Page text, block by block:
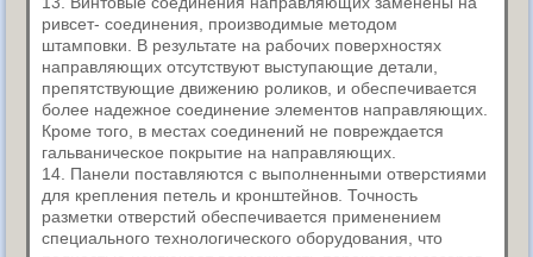
ривсет- соединения, производимые методом
штамповки. В результате на рабочих поверхностях
направляющих отсутствуют выступающие детали,
препятствующие движению роликов, и обеспечивается
более надежное соединение элементов направляющих.
Кроме того, в местах соединений не повреждается
гальваническое покрытие на направляющих.
14. Панели поставляются с выполненными отверстиями
для крепления петель и кронштейнов. Точность
разметки отверстий обеспечивается применением
специального технологического оборудования, что